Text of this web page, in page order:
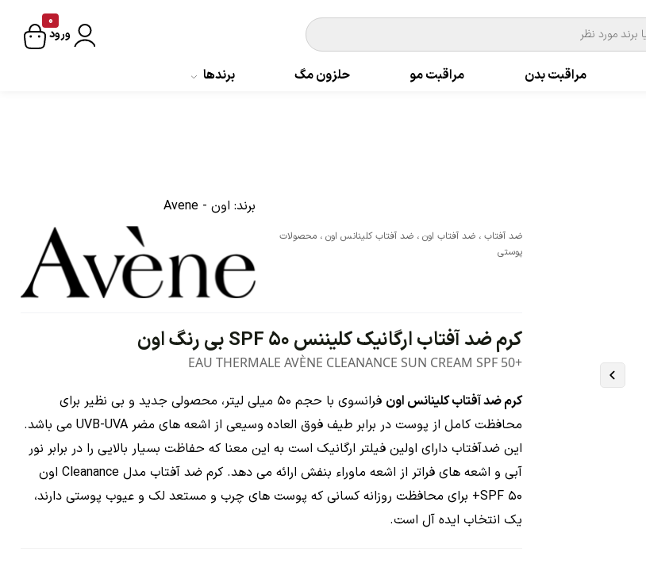
مراقبت بدن مراقبت مو حلزون مگ برندها
ورود
0
ضد آفتاب ، ضد آفتاب اون ، ضد آفتاب کلینانس اون ، محصولات
پوستی
برند: اون - Avene
کرم ضد آفتاب ارگانیک کلیننس SPF 50 بی رنگ اون
+EAU THERMALE AVÈNE CLEANANCE SUN CREAM SPF 50
کرم ضد آفتاب کلینانس اون
فرانسوی با حجم 50 میلی لیتر، محصولی جدید و بی نظیر برای
محافظت کامل از پوست در برابر طیف فوق العاده وسیعی از اشعه های مضر UVB-UVA می باشد.
این ضدآفتاب دارای اولین فیلتر ارگانیک است به این معنا که حفاظت بسیار بالایی را در برابر نور
آبی و اشعه های فراتر از اشعه ماوراء بنفش ارائه می دهد. کرم ضد آفتاب مدل Cleanance اون
SPF 50+ برای محافظت روزانه کسانی که پوست های چرب و مستعد لک و عیوب پوستی دارند،
یک انتخاب ایده آل است.